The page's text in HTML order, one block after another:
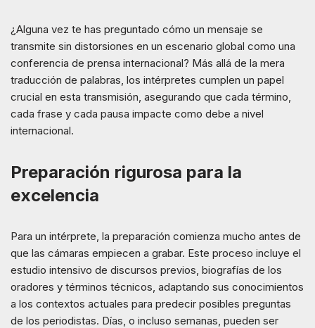
¿Alguna vez te has preguntado cómo un mensaje se
transmite sin distorsiones en un escenario global como una
conferencia de prensa internacional? Más allá de la mera
traducción de palabras, los intérpretes cumplen un papel
crucial en esta transmisión, asegurando que cada término,
cada frase y cada pausa impacte como debe a nivel
internacional.
Preparación rigurosa para la
excelencia
Para un intérprete, la preparación comienza mucho antes de
que las cámaras empiecen a grabar. Este proceso incluye el
estudio intensivo de discursos previos, biografías de los
oradores y términos técnicos, adaptando sus conocimientos
a los contextos actuales para predecir posibles preguntas
de los periodistas. Días, o incluso semanas, pueden ser